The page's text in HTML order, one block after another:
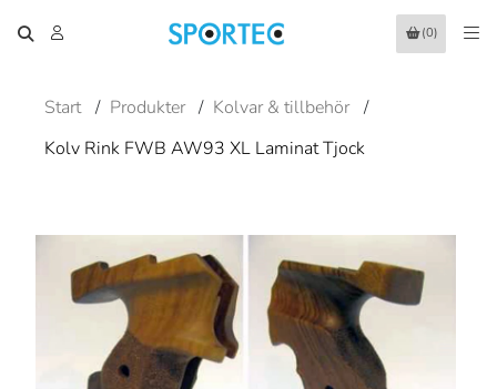
(0)
Start / Produkter / Kolvar & tillbehör /
Kolv Rink FWB AW93 XL Laminat Tjock